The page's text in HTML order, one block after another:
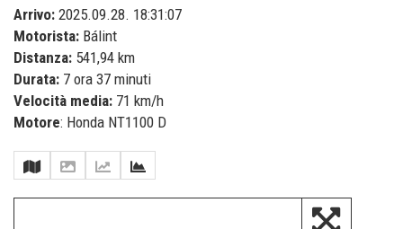
Arrivo: 2025.09.28. 18:31:07
Motorista: Bálint
Distanza: 541,94 km
Durata: 7 ora 37 minuti
Velocità media: 71 km/h
Motore: Honda NT1100 D